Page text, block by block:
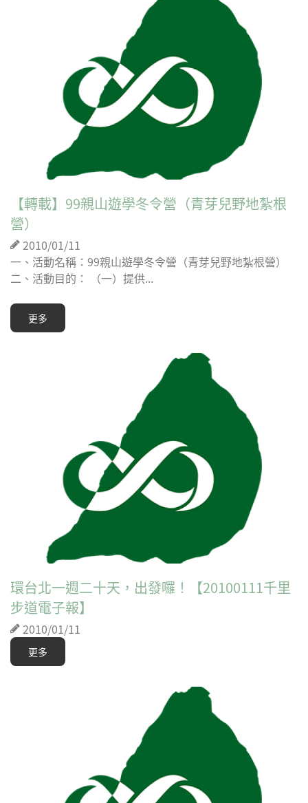
【轉載】99親山遊學冬令營（青芽兒野地紮根
營）
2010/01/11
一、活動名稱：99親山遊學冬令營（青芽兒野地紮根營）
二、活動目的： （一）提供...
更多
環台北一週二十天，出發囉！【20100111千里
步道電子報】
2010/01/11
更多